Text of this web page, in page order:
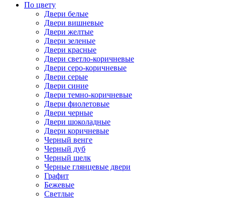
По цвету
Двери белые
Двери вишневые
Двери желтые
Двери зеленые
Двери красные
Двери светло-коричневые
Двери серо-коричневые
Двери серые
Двери синие
Двери темно-коричневые
Двери фиолетовые
Двери черные
Двери шоколадные
Двери коричневые
Черный венге
Черный дуб
Черный шелк
Черные глянцевые двери
Графит
Бежевые
Светлые